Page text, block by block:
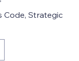
Code, Strategic